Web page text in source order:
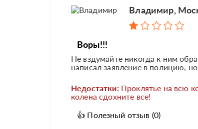
Владимир,
Воры!!!
Не вздумайте никогда к ним
написал заявление в полицию,
Недостатки: Проклятье на всю
колена сдохните все!
👍 Полезный отзыв (0)